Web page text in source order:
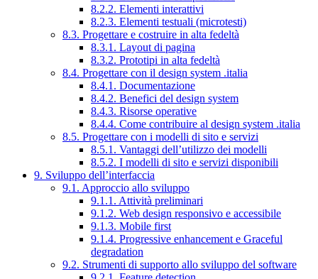
8.2.2. Elementi interattivi
8.2.3. Elementi testuali (microtesti)
8.3. Progettare e costruire in alta fedeltà
8.3.1. Layout di pagina
8.3.2. Prototipi in alta fedeltà
8.4. Progettare con il design system .italia
8.4.1. Documentazione
8.4.2. Benefici del design system
8.4.3. Risorse operative
8.4.4. Come contribuire al design system .italia
8.5. Progettare con i modelli di sito e servizi
8.5.1. Vantaggi dell’utilizzo dei modelli
8.5.2. I modelli di sito e servizi disponibili
9. Sviluppo dell’interfaccia
9.1. Approccio allo sviluppo
9.1.1. Attività preliminari
9.1.2. Web design responsivo e accessibile
9.1.3. Mobile first
9.1.4. Progressive enhancement e Graceful
degradation
9.2. Strumenti di supporto allo sviluppo del software